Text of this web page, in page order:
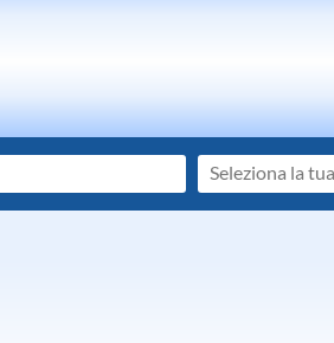
Seleziona
la